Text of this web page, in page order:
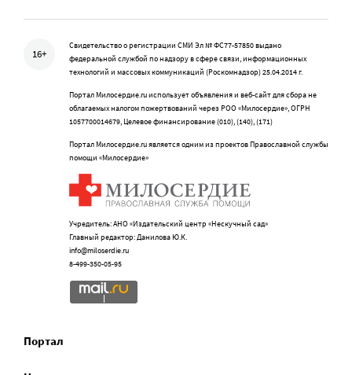
16+
Свидетельство о регистрации СМИ Эл № ФС77-57850 выдано
федеральной службой по надзору в сфере связи, информационных
технологий и массовых коммуникаций (Роскомнадзор) 25.04.2014 г.
Портал Милосердие.ru использует объявления и веб-сайт для сбора не
облагаемых налогом пожертвований через РОО «Милосердие», ОГРН
1057700014679, Целевое финансирование (010), (140), (171)
Портал Милосердие.ru является одним из проектов Православной службы
помощи «Милосердие»
Учредитель: АНО «Издательский центр «Нескучный сад»
Главный редактор: Данилова Ю.К.
info@miloserdie.ru
8-499-350-05-95
Портал